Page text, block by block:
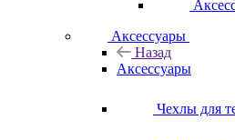
Аксессуары
Назад
Аксессуары
Чехлы для